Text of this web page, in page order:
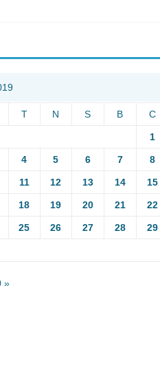
T N S B C
1
4 5 6 7 8
11 12 13 14 15
18 19 20 21 22
25 26 27 28 29
»